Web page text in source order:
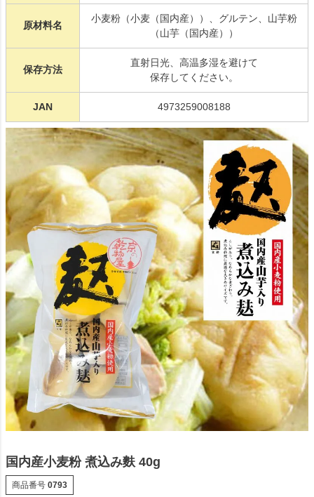
原材料名
小麦粉（小麦（国内産））、グルテン、山芋粉
（山芋（国内産））
保存方法
直射日光、高温多湿を避けて
保存してください。
JAN 4973259008188
国内産小麦粉 煮込み麩 40g
商品番号 0793